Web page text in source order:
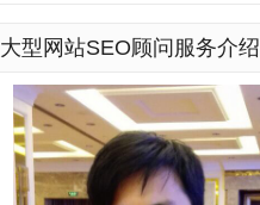
大型网站SEO顾问服务介绍